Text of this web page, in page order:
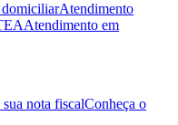
Atendimento
Atendimento em
sua nota fiscalConheça o